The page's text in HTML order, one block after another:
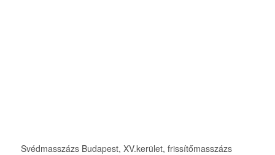
Svédmasszázs Budapest, XV.kerület, frissítőmasszázs